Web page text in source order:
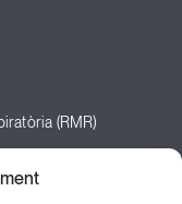
(RMR)